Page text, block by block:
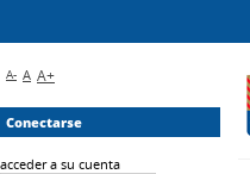
A- A A+
Conectarse
acceder a su cuenta